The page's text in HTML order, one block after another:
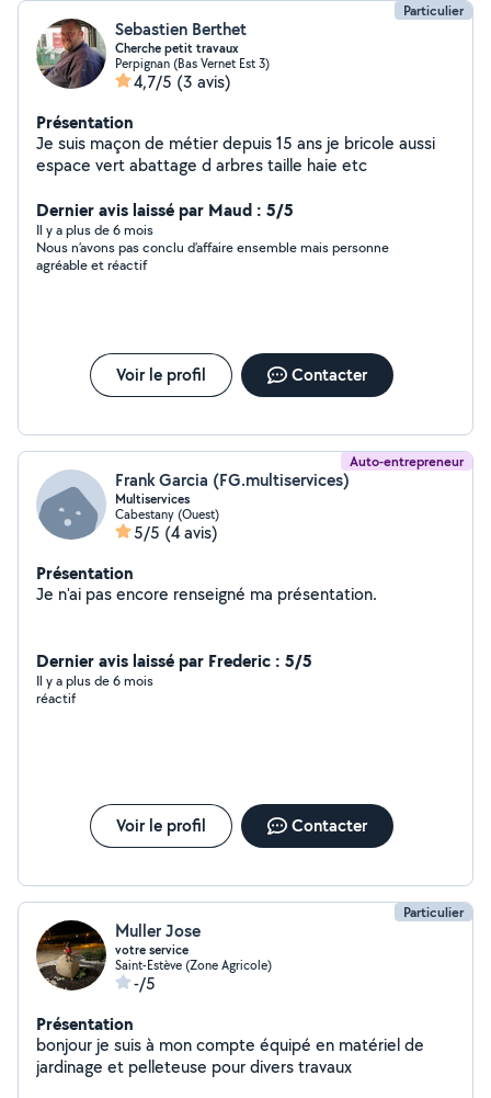
Particulier
Sebastien Berthet
Cherche petit travaux
Perpignan (Bas Vernet Est 3)
4,7/5 (3 avis)
Présentation
Je suis maçon de métier depuis 15 ans je bricole aussi
espace vert abattage d arbres taille haie etc
Dernier avis laissé par Maud : 5/5
Il y a plus de 6 mois
Nous n’avons pas conclu d’affaire ensemble mais personne
agréable et réactif
Voir le profil Contacter
Auto-entrepreneur
Frank Garcia (FG.multiservices)
Multiservices
Cabestany (Ouest)
5/5 (4 avis)
Présentation
Je n'ai pas encore renseigné ma présentation.
Dernier avis laissé par Frederic : 5/5
Il y a plus de 6 mois
réactif
Voir le profil Contacter
Particulier
Muller Jose
votre service
Saint-Estève (Zone Agricole)
-/5
Présentation
bonjour je suis à mon compte équipé en matériel de
jardinage et pelleteuse pour divers travaux